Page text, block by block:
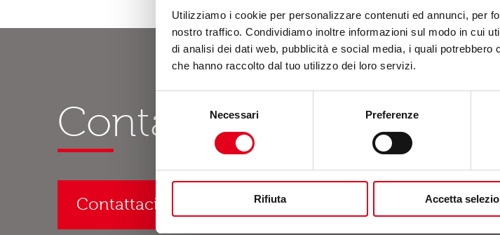
Utilizziamo i cookie per personalizzare contenuti ed annunci, per
nostro traffico. Condividiamo inoltre informazioni sul modo in cui
di analisi dei dati web, pubblicità e social media, i quali
che hanno raccolto dal tuo utilizzo dei loro servizi.
del
consenso
Necessari Preferenze
Rifiuta Accetta
Contatti
Contattaci o richiedi un preventivo